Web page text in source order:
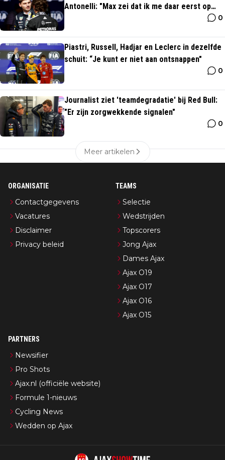
Antonelli: "Max zei dat ik me daar eerst op
0
Piastri, Russell, Hadjar en Leclerc in dezelfde
schuit: “Je kunt er niet aan ontsnappen"
0
Journalist ziet 'teamdegradatie' bij Red Bull:
"Er zijn zorgwekkende signalen"
0
Meer artikelen
ORGANISATIE
Contactgegevens
Vacatures
Disclaimer
Privacy beleid
TEAMS
Selectie
Wedstrijden
Topscorers
Jong Ajax
Dames Ajax
Ajax O19
Ajax O17
Ajax O16
Ajax O15
PARTNERS
Newsifier
Pro Shots
Ajax.nl (officiële website)
Formule 1-nieuws
Cycling News
Wedden op Ajax